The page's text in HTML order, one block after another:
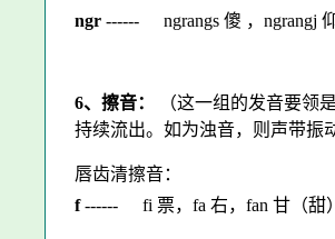
ngr ------ ngrangs 傻 ，ngrangj
6、擦音：
（这一组的发音要领
持续流出。如为浊音，则声带振
唇齿清擦音：
f------ fi 票，fa 右，fan 甘（甜